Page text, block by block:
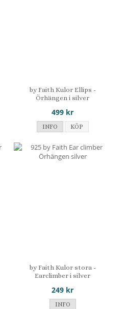
by Faith Kulor Ellips -
Örhängen i silver
499 kr
INFO KÖP
by Faith Kulor stora -
Earclimber i silver
249 kr
INFO